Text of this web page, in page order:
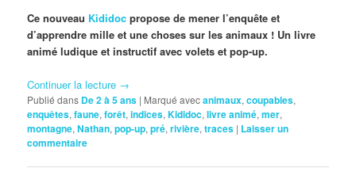
Ce nouveau Kididoc propose de mener l’enquête et
d’apprendre mille et une choses sur les animaux ! Un livre
animé ludique et instructif avec volets et pop-up.
Continuer la lecture →
Publié dans De 2 à 5 ans | Marqué avecanimaux,coupables,
enquêtes,faune,forêt,indices,Kididoc,livre animé,mer,
montagne,Nathan,pop-up,pré,rivière,traces | Laisser un
commentaire